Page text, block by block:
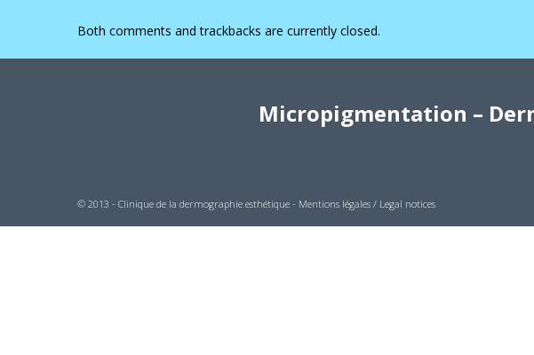
Both comments and trackbacks are currently closed.
Micropigmentation –
© 2013 - Clinique de la dermographie esthétique - Mentions légales / Legal notices